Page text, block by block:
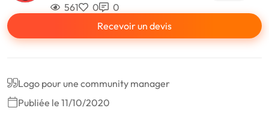
561 0
0
Recevoir un devis
Logo pour une community manager
Publiée le 11/10/2020